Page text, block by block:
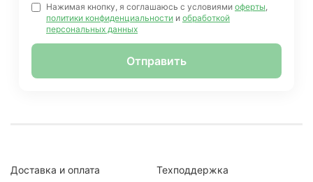
Нажимая кнопку, я соглашаюсь с условиями оферты
политики конфиденциальности и обработкой
персональных данных
Отправить
Доставка и оплата
Техподдержка